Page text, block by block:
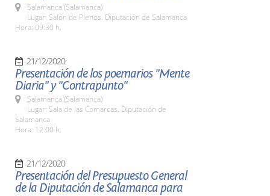
Salamanca (Salamanca)
Lugar: Salón de Plenos. Diputación de Salamanca
Hora: 09:30 h.
21/12/2020
Presentación de los poemarios "Mente
Diaria" y "Contrapunto"
Salamanca (Salamanca)
Lugar: Sala de las Comarcas. Diputación de
Salamanca
Hora: 12:00 h.
21/12/2020
Presentación del Presupuesto General
de la Diputación de Salamanca para